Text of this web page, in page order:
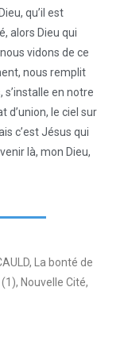
qu’il est
alors Dieu qui
vidons de ce
nous remplit
en notre
d’union, le ciel sur
c’est Jésus qui
là, mon Dieu,
La bonté de
Nouvelle Cité,